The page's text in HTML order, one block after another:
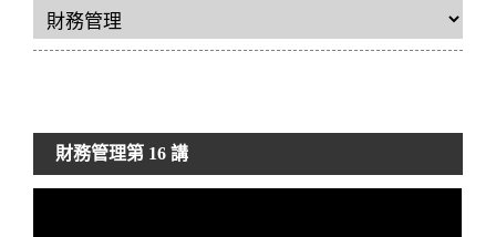
財務管理第 16 講